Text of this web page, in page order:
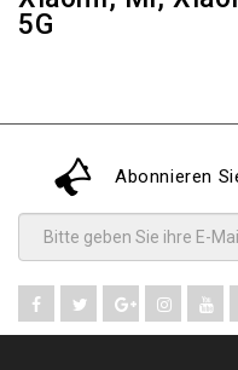
5G
Abonnieren